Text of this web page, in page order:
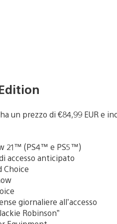
un prezzo di €84,99 EUR e
21™ (PS4™ e PS5™)
accesso anticipato
Choice
giornaliere all’accesso
Robinson”